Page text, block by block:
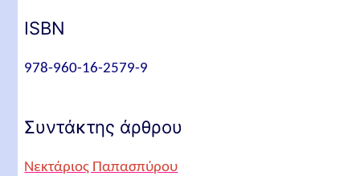
ISBN
978-960-16-2579-9
Συντάκτης άρθρου
Νεκτάριος Παπασπύρου